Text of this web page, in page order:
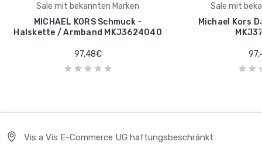
Sale mit bekannten Marken
MICHAEL KORS Schmuck -
Halskette / Armband MKJ3624040
97,48€
Sale mit
Michael Kors
Vis a Vis E-Commerce UG haftungsbeschränkt